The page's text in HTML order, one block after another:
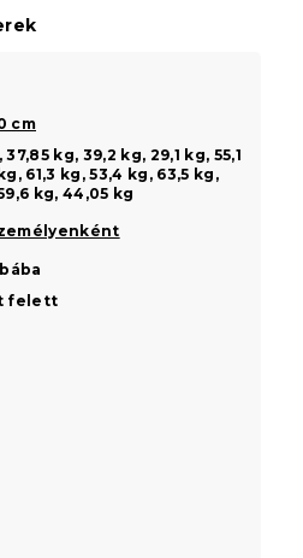
cm
37,85 kg, 39,2 kg, 29,1 kg, 55,1
61,3 kg, 53,4 kg, 63,5 kg,
kg, 44,05 kg
felett